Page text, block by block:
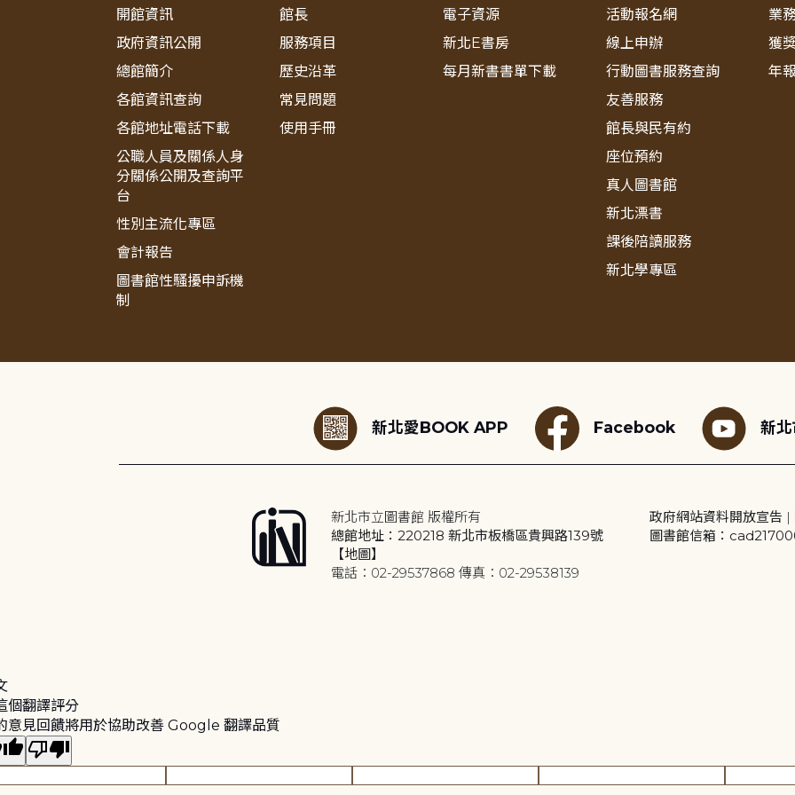
開館資訊
政府資訊公開
總館簡介
各館資訊查詢
各館地址電話下載
公職人員及關係人身
分關係公開及查詢平
台
性別主流化專區
會計報告
圖書館性騷擾申訴機
制
館長
服務項目
歷史沿革
常見問題
使用手冊
電子資源
新北E書房
每月新書書單下載
活動報名網
線上申辦
行動圖書服務查詢
友善服務
館長與民有約
座位預約
真人圖書館
新北漂書
課後陪讀服務
新北學專區
業
獲
年報
新北愛BOOK APP Facebook 新
新北市立圖書館 版權所有
總館地址：220218 新北市板橋區貴興路139號
【地圖】
電話：02-29537868 傳真：02-29538139
政府網站資料開放宣告 |
圖書館信箱：
個翻譯評分
意見回饋將用於協助改善 Google 翻譯品質